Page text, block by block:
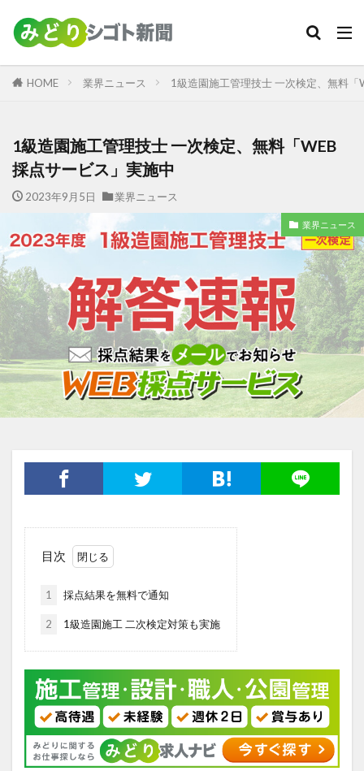
HOME 業界ニュース 1級造園施工管理技士 一次検定、無料「
1級造園施工管理技士 一次検定、無料「WEB
採点サービス」実施中
2023年9月5日 業界ニュース
業界ニュース
目次
1 採点結果を無料で通知
2 1級造園施工 二次検定対策も実施
カテゴリー